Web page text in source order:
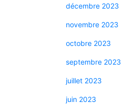
décembre 2023
novembre 2023
octobre 2023
septembre 2023
juillet 2023
juin 2023